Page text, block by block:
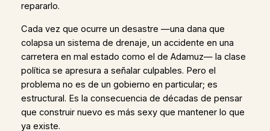
repararlo.
Cada vez que ocurre un desastre —una dana que
colapsa un sistema de drenaje, un accidente en una
carretera en mal estado como el de Adamuz— la clase
política se apresura a señalar culpables. Pero el
problema no es de un gobierno en particular; es
estructural. Es la consecuencia de décadas de pensar
que construir nuevo es más sexy que mantener lo que
ya existe.